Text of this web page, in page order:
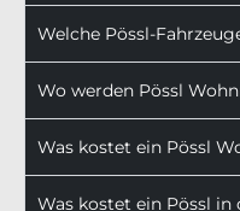
Welche Pössl-
Wo werden Pössl
Was kostet ein Pössl
Was kostet ein Pössl in